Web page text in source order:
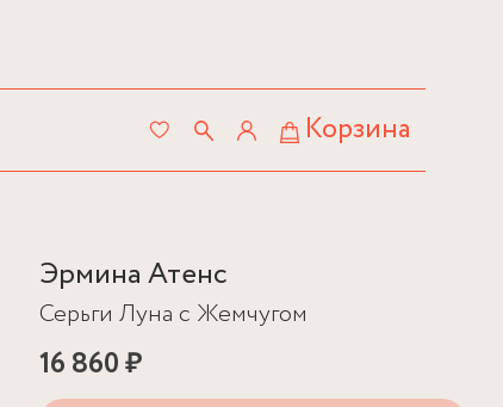
Корзина
Эрмина Атенс
Серьги Луна с Жемчугом
16 860 ₽